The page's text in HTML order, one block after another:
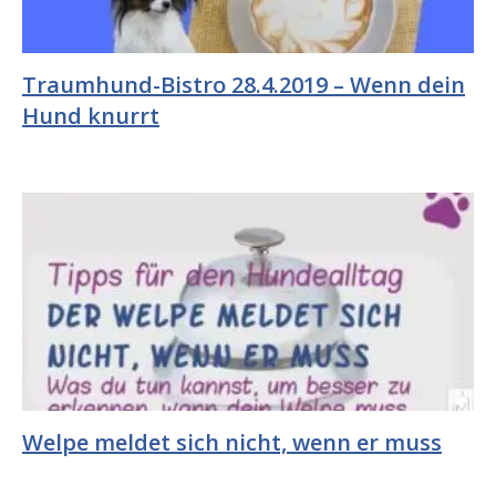
Traumhund-Bistro 28.4.2019 – Wenn dein
Hund knurrt
Welpe meldet sich nicht, wenn er muss